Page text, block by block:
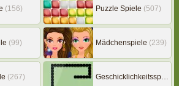
(156) Puzzle Spiele (507)
(99) Mädchenspiele (239)
(267) Geschicklichkeitsspiele